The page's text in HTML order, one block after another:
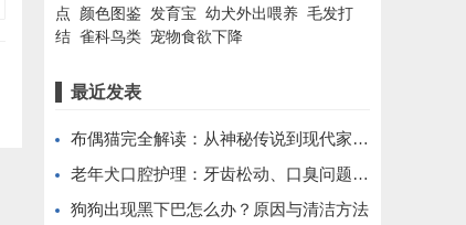
点
颜色图鉴 发育宝 幼犬外出喂养 毛发打
结 雀科鸟类 宠物食欲下降
最近发表
布偶猫完全解读：从神秘传说到现代家庭伴侣的蜕变之路。
老年犬口腔护理：牙齿松动、口臭问题解决
狗狗出现黑下巴怎么办？原因与清洁方法